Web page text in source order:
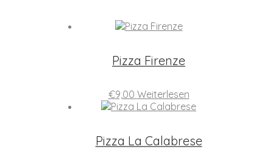
Pizza Firenze
€9,00 Weiterlesen
Pizza La Calabrese